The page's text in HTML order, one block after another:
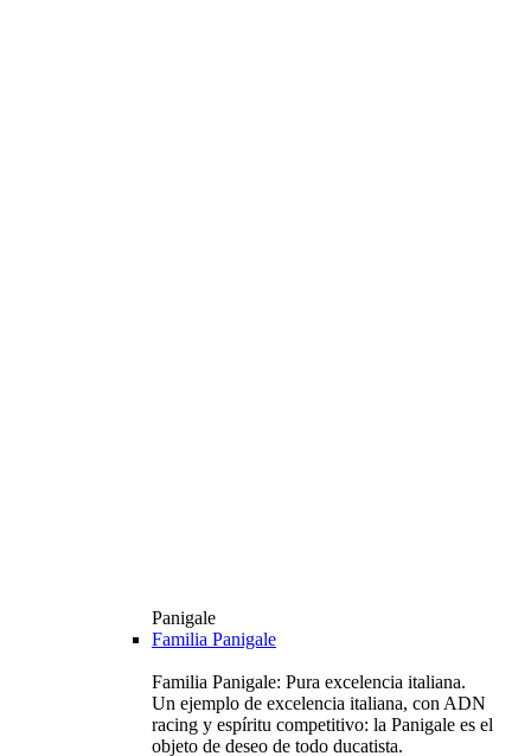
Panigale
Familia Panigale
Familia Panigale: Pura excelencia italiana.
Un ejemplo de excelencia italiana, con ADN
racing y espíritu competitivo: la Panigale es el
objeto de deseo de todo ducatista.